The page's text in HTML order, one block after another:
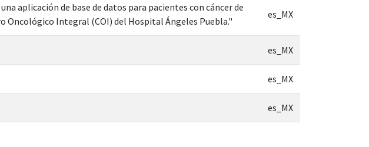
aplicación de base de datos para pacientes con cáncer de
Oncológico Integral (COI) del Hospital Ángeles Puebla."
es_MX
es_MX
es_MX
es_MX